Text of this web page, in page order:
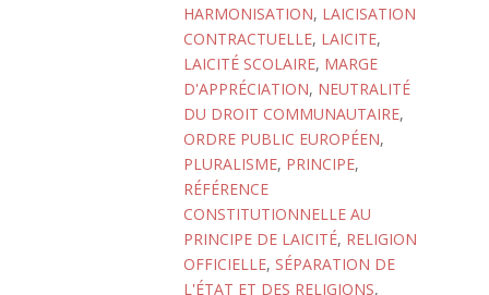
HARMONISATION, LAICISATION
CONTRACTUELLE, LAICITE,
LAICITÉ SCOLAIRE, MARGE
D'APPRÉCIATION, NEUTRALITÉ
DU DROIT COMMUNAUTAIRE,
ORDRE PUBLIC EUROPÉEN,
PLURALISME, PRINCIPE,
RÉFÉRENCE
CONSTITUTIONNELLE AU
PRINCIPE DE LAICITÉ, RELIGION
OFFICIELLE, SÉPARATION DE
L'ÉTAT ET DES RELIGIONS,